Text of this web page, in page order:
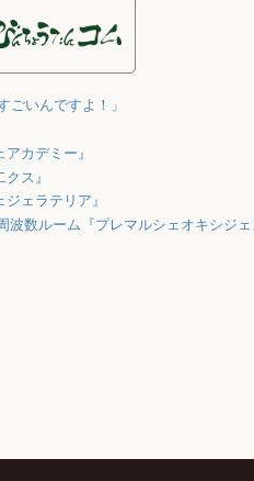
ごいんですよ！」
カデミー』
ス』
ェラテリア』
数ルーム『プレマルシェオキシジェ